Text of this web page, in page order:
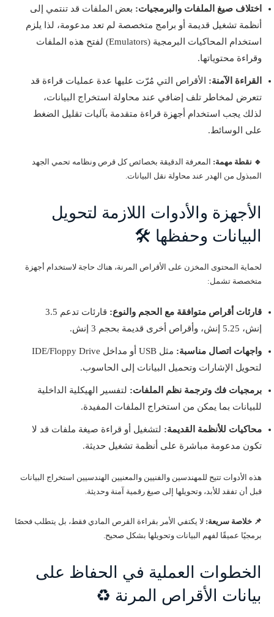
اختلاف صيغ الملفات والبرمجيات: بعض الملفات قد تنتمي إلى
أنظمة تشغيل قديمة أو برامج متخصصة لم تعد مدعومة، لذا يلزم
استخدام المحاكيات البرمجية (Emulators) لفتح هذه الملفات
وقراءة محتوياتها.
القراءة الآمنة: الأقراص التي مُرّت عليها عدة عمليات قراءة قد
تتعرض لمخاطر تلف إضافي عند محاولة استخراج البيانات،
لذلك يجب استخدام أجهزة قراءة متقدمة بآليات تقليل الضغط
على الوسائط.
🔹 نقطة مهمة: المعرفة الدقيقة بخصائص كل قرص ونظامه تحمي الجهد
المبذول من الهدر عند محاولة نقل البيانات.
الأجهزة والأدوات اللازمة لتحويل
البيانات وحفظها 🛠️
لحماية المحتوى المخزن على الأقراص المرنة، هناك حاجة لاستخدام أجهزة
متخصصة تشمل:
قارئات أقراص متوافقة مع الحجم والنوع:
قارئات تدعم 3.5
إنش، 5.25 إنش، وأقراص أخرى قديمة بحجم 3 إنش.
واجهات اتصال مناسبة:
مثل USB أو مداخل IDE/Floppy Drive
لتحويل الإشارات وتحميل البيانات إلى الحاسوب.
برمجيات فك وترجمة نظم الملفات: لتفسير الهيكلية الداخلية
للبيانات بما يمكن من استخراج الملفات المفيدة.
محاكيات للأنظمة القديمة: لتشغيل أو قراءة صيغة ملفات قد لا
تكون مدعومة مباشرة على أنظمة تشغيل حديثة.
هذه الأدوات تتيح للمهندسين والفنيين والمعنيين الهندسيين استخراج البيانات
قبل أن تفقد للأبد، وتحويلها إلى صيغ رقمية آمنة وحديثة.
📌 خلاصة سريعة: لا يكتفي الأمر بقراءة القرص المادي فقط، بل يتطلب فحصًا
برمجيًا عميقًا لفهم البيانات وتحويلها بشكل صحيح.
الخطوات العملية في الحفاظ على
بيانات الأقراص المرنة ♻️